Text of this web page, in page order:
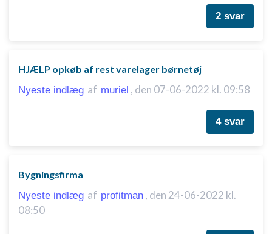
2 svar
HJÆLP opkøb af rest varelager børnetøj
Nyeste indlæg af muriel , den 07-06-2022 kl. 09:58
4 svar
Bygningsfirma
Nyeste indlæg af profitman , den 24-06-2022 kl.
08:50